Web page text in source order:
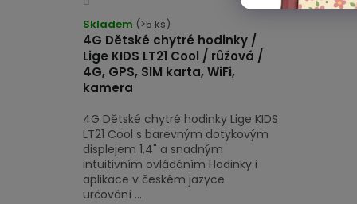
4G Dětské chytré hodinky /
Lige KIDS LT21 Cool / růžová /
4G, GPS, SIM karta, WiFi,
kamera
hodnocení
produktu
je
4,0
z
5
hvězdiček.
Skladem (>5 ks)
4G Dětské chytré hodinky Lige KIDS
LT21 Cool s barevným dotykovým
displejem 1,4" a snadným
intuitivním ovládáním Hodinky i
aplikace v českém jazyce
určování ...